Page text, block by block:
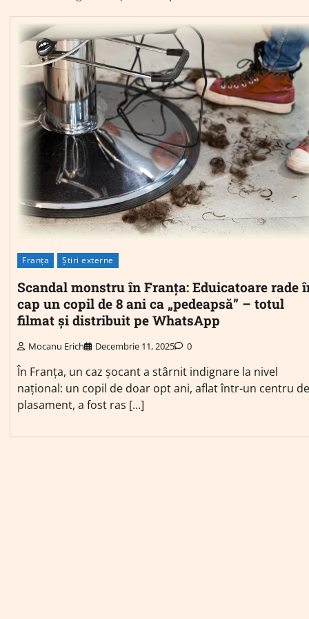
Franța Știri externe
Scandal monstru în Franța: Eduicatoare rade
cap un copil de 8 ani ca „pedeapsă” – totul
filmat și distribuit pe WhatsApp
Mocanu Erich Decembrie 11, 2025 0
În Franța, un caz șocant a stârnit indignare la nivel
național: un copil de doar opt ani, aflat într-un centru de
plasament, a fost ras […]